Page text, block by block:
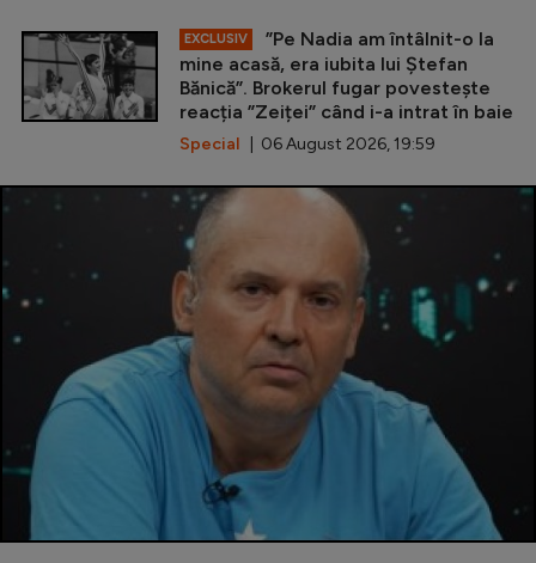
EXCLUSIV
”Pe Nadia am întâlnit-o la
mine acasă, era iubita lui Ștefan
Bănică”. Brokerul fugar povestește
reacția ”Zeiței” când i-a intrat în baie
Special | 06 August 2026, 19:59